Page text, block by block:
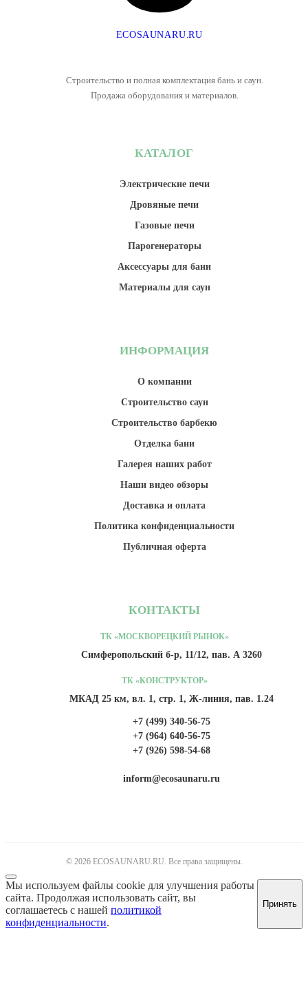
ECOSAUNARU.RU
Строительство и полная комплектация бань и саун.
Продажа оборудования и материалов.
КАТАЛОГ
Электрические печи
Дровяные печи
Газовые печи
Парогенераторы
Аксессуары для бани
Материалы для саун
ИНФОРМАЦИЯ
О компании
Строительство саун
Строительство барбекю
Отделка бани
Галерея наших работ
Наши видео обзоры
Доставка и оплата
Политика конфиденциальности
Публичная оферта
КОНТАКТЫ
ТК «МОСКВОРЕЦКИЙ РЫНОК»
Симферопольский б-р, 11/12, пав. А 3260
ТК «КОНСТРУКТОР»
МКАД 25 км, вл. 1, стр. 1, Ж-линия, пав. 1.24
+7 (499) 340-56-75
+7 (964) 640-56-75
+7 (926) 598-54-68
inform@ecosaunaru.ru
© 2026 ECOSAUNARU.RU. Все права защищены.
Мы используем файлы cookie для улучшения работы
сайта. Продолжая использовать сайт, вы
соглашаетесь с нашей политикой
конфиденциальности.
Принять